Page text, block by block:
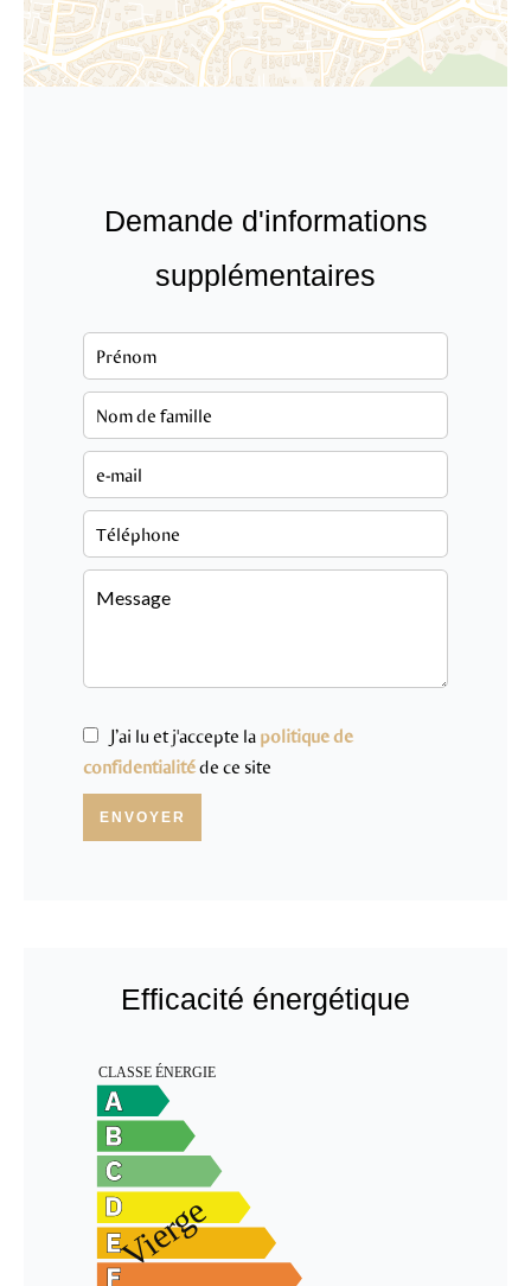
Demande d'informations
supplémentaires
J’ai lu et j'accepte la politique de
confidentialitéde ce site
ENVOYER
Efficacité énergétique